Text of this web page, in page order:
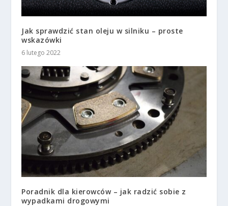
Jak sprawdzić stan oleju w silniku – proste
wskazówki
6 lutego 2022
Poradnik dla kierowców – jak radzić sobie z
wypadkami drogowymi